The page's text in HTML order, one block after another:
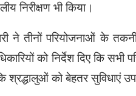
निरीक्षण भी किया।
ने तीनों परियोजनाओं के
को निर्देश दिए कि सभी
श्रद्धालुओं को बेहतर सुविधाएं